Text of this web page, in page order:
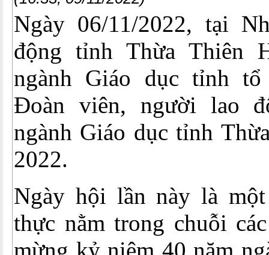
Ngày 06/11/2022, tại
động tỉnh Thừa Thiên
ngành Giáo dục tỉnh
Đoàn viên, người lao
ngành Giáo dục tỉnh
2022.
Ngày hội lần này là
thực nằm trong chuỗi